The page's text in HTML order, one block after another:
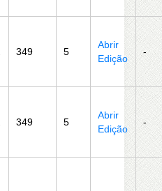
349 5
Abrir
Edição
-
349 5
Abrir
Edição
-